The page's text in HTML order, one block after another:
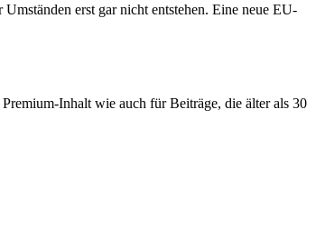
erst gar nicht entstehen. Eine neue EU-
Inhalt wie auch für Beiträge, die älter als 30